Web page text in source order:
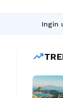
Ingin
trending_up